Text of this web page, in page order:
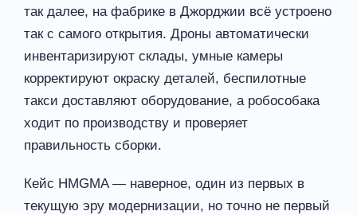
так далее, на фабрике в Джорджии всё устроено
так с самого открытия. Дроны автоматически
инвентаризируют склады, умные камеры
корректируют окраску деталей, беспилотные
такси доставляют оборудование, а робособака
ходит по производству и проверяет
правильность сборки.
Кейс HMGMA — наверное, один из первых в
текущую эру модернизации, но точно не первый